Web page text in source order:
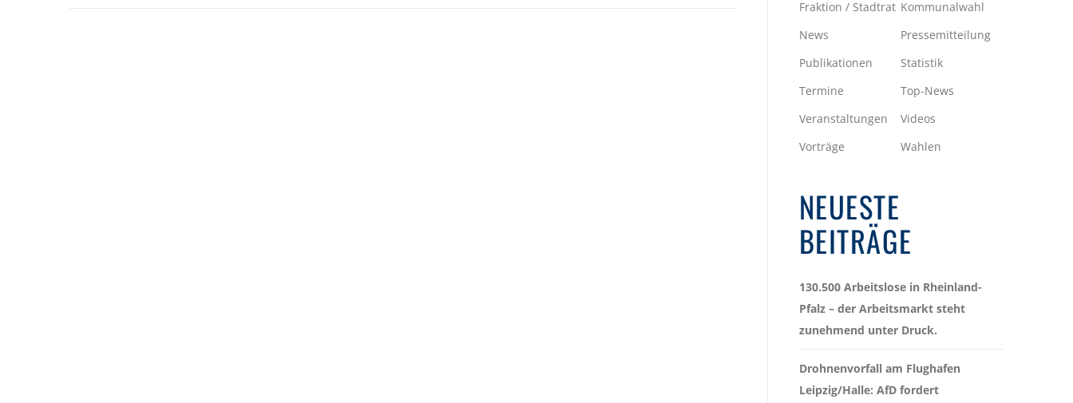
Fraktion / Stadtrat Kommunalwahl
News
Pressemitteilung
Publikationen
Statistik
Termine
Top-News
Veranstaltungen
Videos
Vorträge
Wahlen
NEUESTE
BEITRÄGE
130.500 Arbeitslose in Rheinland-
Pfalz – der Arbeitsmarkt steht
zunehmend unter Druck.
Drohnenvorfall am Flughafen
Leipzig/Halle: AfD fordert